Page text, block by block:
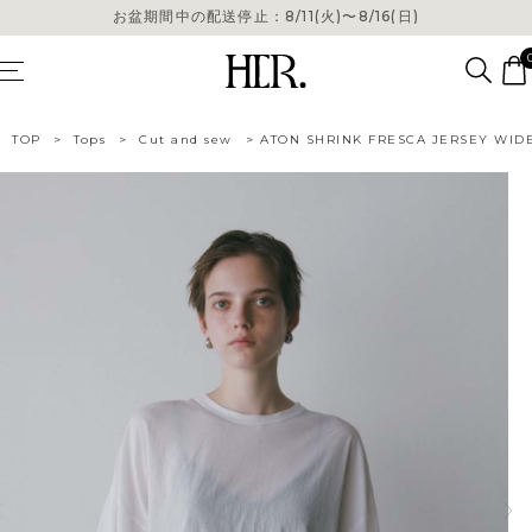
お盆期間中の配送停止：8/11(火)〜8/16(日)
お盆期間中の配送停止：8/11(火)〜8/16(日)
TOP > Tops > Cut and sew > ATON SHRINK FRESCA JERSEY